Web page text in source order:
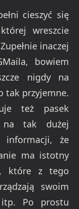
cieszyć się
wreszcie
inaczej
bowiem
nigdy na
tak przyjemne.
też pasek
na tak dużej
informacji, że
ma istotny
które z tego
swoim
itp. Po prostu